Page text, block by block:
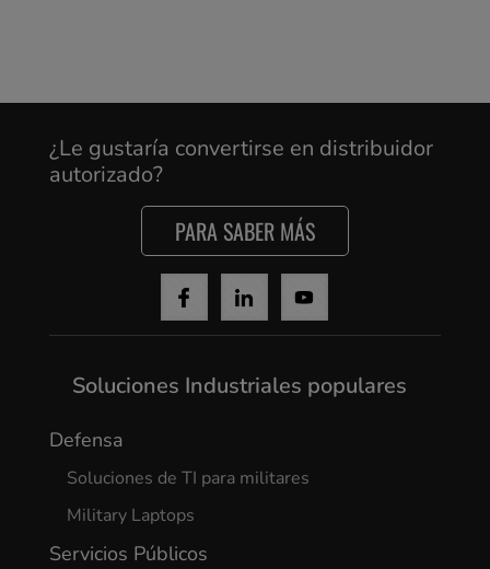
¿Le gustaría convertirse en distribuidor
autorizado?
PARA SABER MÁS
Soluciones Industriales populares
Defensa
Soluciones de TI para militares
Military Laptops
Servicios Públicos